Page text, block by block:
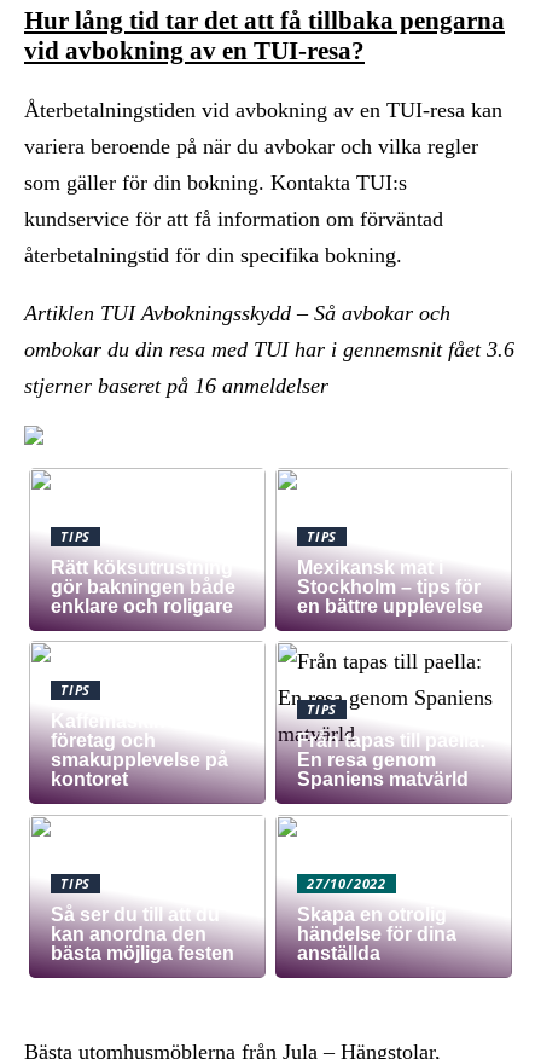
Hur lång tid tar det att få tillbaka pengarna
vid avbokning av en TUI-resa?
Återbetalningstiden vid avbokning av en TUI-resa kan
variera beroende på när du avbokar och vilka regler
som gäller för din bokning. Kontakta TUI:s
kundservice för att få information om förväntad
återbetalningstid för din specifika bokning.
Artiklen TUI Avbokningsskydd – Så avbokar och
ombokar du din resa med TUI har i gennemsnit fået 3.6
stjerner baseret på 16 anmeldelser
TIPS
Rätt köksutrustning
gör bakningen både
enklare och roligare
TIPS
Mexikansk mat i
Stockholm – tips för
en bättre upplevelse
TIPS
Kaffemaskin för
företag och
smakupplevelse på
kontoret
TIPS
Från tapas till paella:
En resa genom
Spaniens matvärld
TIPS
Så ser du till att du
kan anordna den
bästa möjliga festen
27/10/2022
Skapa en otrolig
händelse för dina
anställda
Bästa utomhusmöblerna från Jula – Hängstolar,